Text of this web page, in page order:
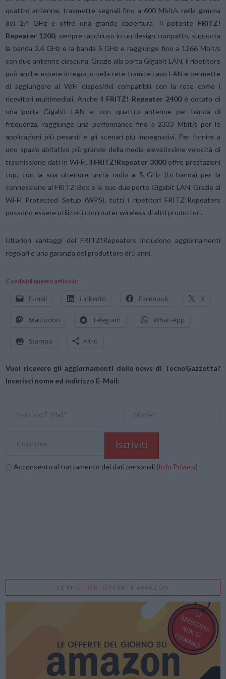
quattro antenne, trasmette segnali fino a 600 Mbit/s nella gamma
dei 2,4 GHz e offre una grande copertura. Il potente FRITZ!
Repeater 1200, sempre racchiuso in un design compatto, supporta
la banda 2.4 GHz e la banda 5 GHz e raggiunge fino a 1266 Mbit/s
con due antenne ciascuna. Grazie alla porta Gigabit LAN, il ripetitore
può anche essere integrato nella rete tramite cavo LAN e permette
di aggiungere al WiFi dispositivi compatibili con la rete come i
ricevitori multimediali. Anche il FRITZ! Repeater 2400 è dotato di
una porta Gigabit LAN e, con quattro antenne per banda di
frequenza, raggiunge una performance fino a 2333 Mbit/s per le
applicazioni più pesanti e gli scenari più impegnativi. Per fornire a
uno spazio abitativo più grande della media elevatissime velocità di
trasmissione dati in Wi-Fi, il FRITZ!Repeater 3000offre prestazioni
top, con la sua ulteriore unità radio a 5 GHz (tri-banda) per la
connessione al FRITZ!Box e le sue due porte Gigabit LAN. Grazie al
Wi-Fi Protected Setup (WPS), tutti i ripetitori FRITZ!Repeaters
possono essere utilizzati con router wireless di altri produttori.
Ulteriori vantaggi del FRITZ!Repeaters includono aggiornamenti
regolari e una garanzia del produttore di 5 anni.
Condividi questo articolo:
E-mail LinkedIn Facebook X
Mastodon Telegram WhatsApp
Stampa Altro
Vuoi ricevere gli aggiornamenti delle news di TecnoGazzetta?
Inserisci nome ed indirizzo E-Mail:
Acconsento al trattamento dei dati personali (Info Privacy)
LE MIGLIORI OFFERTE AMAZON